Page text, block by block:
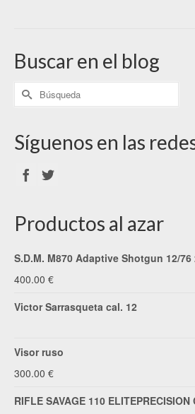
Buscar en el blog
Síguenos en las
Productos al azar
S.D.M. M870 Adaptive Shotgun 12/
400.00 €
Victor Sarrasqueta cal. 12
Visor ruso
300.00 €
RIFLE SAVAGE 110 ELITEPRECISION